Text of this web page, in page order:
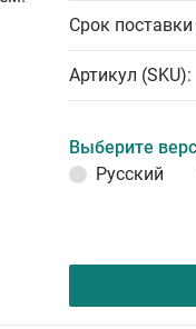
Срок
Артикул (SKU):
Выберите
Русский